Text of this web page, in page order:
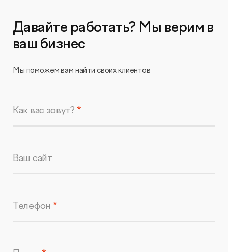
Давайте работать? Мы верим в
ваш бизнес
Мы поможем вам найти своих клиентов
Как вас зовут?
Ваш сайт
Телефон